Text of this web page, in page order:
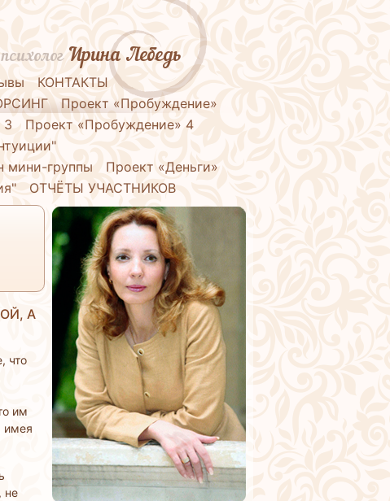
психологИрина Лебедь
КОНТАКТЫ
Проект «Пробуждение»
3
Проект «Пробуждение» 4
мини-группы
Проект «Деньги»
ОТЧЁТЫ УЧАСТНИКОВ
А
что
им
имея
не